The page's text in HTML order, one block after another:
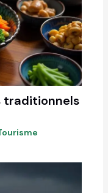
traditionnels